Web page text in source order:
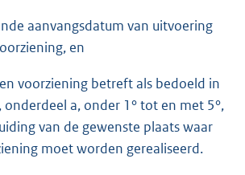
aanvangsdatum van uitvoering
en
voorziening betreft als bedoeld in
onderdeel a, onder 1° tot en met 5°,
van de gewenste plaats waar
moet worden gerealiseerd.